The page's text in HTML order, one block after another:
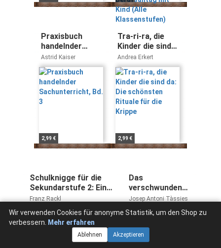
Praxisbuch
handelnder
Sachunterricht,
Bd. 3
Astrid Kaiser
2,99 €
Tra-ri-ra, die
Kinder die sind
da: Die
schönsten
Rituale für die
Krippe
Andrea Erkert
2,99 €
Schulknigge für die
Sekundarstufe 2: Ein
Lernkonzept zur
Persönlichkeitsbildung
und Werteerziehung
für die Praxis
Franz Rackl
Das
verschwundene
Kind - The Lost
Child /
Kamishibai:
Weihnachtliche
Geschichte zu
Josep Antoni Tàssies
Wir verwenden Cookies für anonyme Statistik, um den Shop zu
verbessern.
Mehr erfahren
Ablehnen Akzeptieren